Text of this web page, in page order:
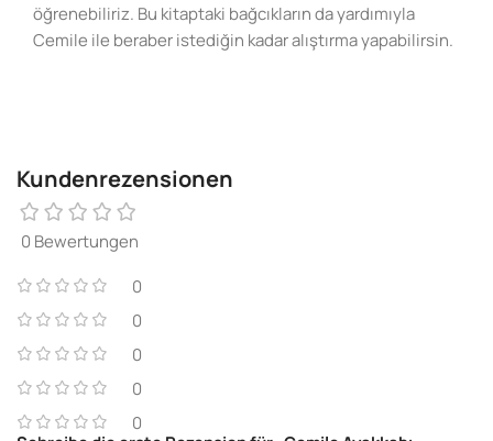
öğrenebiliriz. Bu kitaptaki bağcıkların da yardımıyla
Cemile ile beraber istediğin kadar alıştırma yapabilirsin.
Kundenrezensionen
0 Bewertungen
0
0
0
0
0